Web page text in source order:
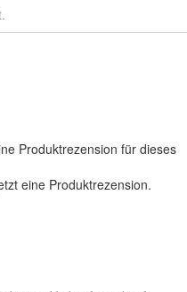
Produktrezension für dieses
eine Produktrezension.